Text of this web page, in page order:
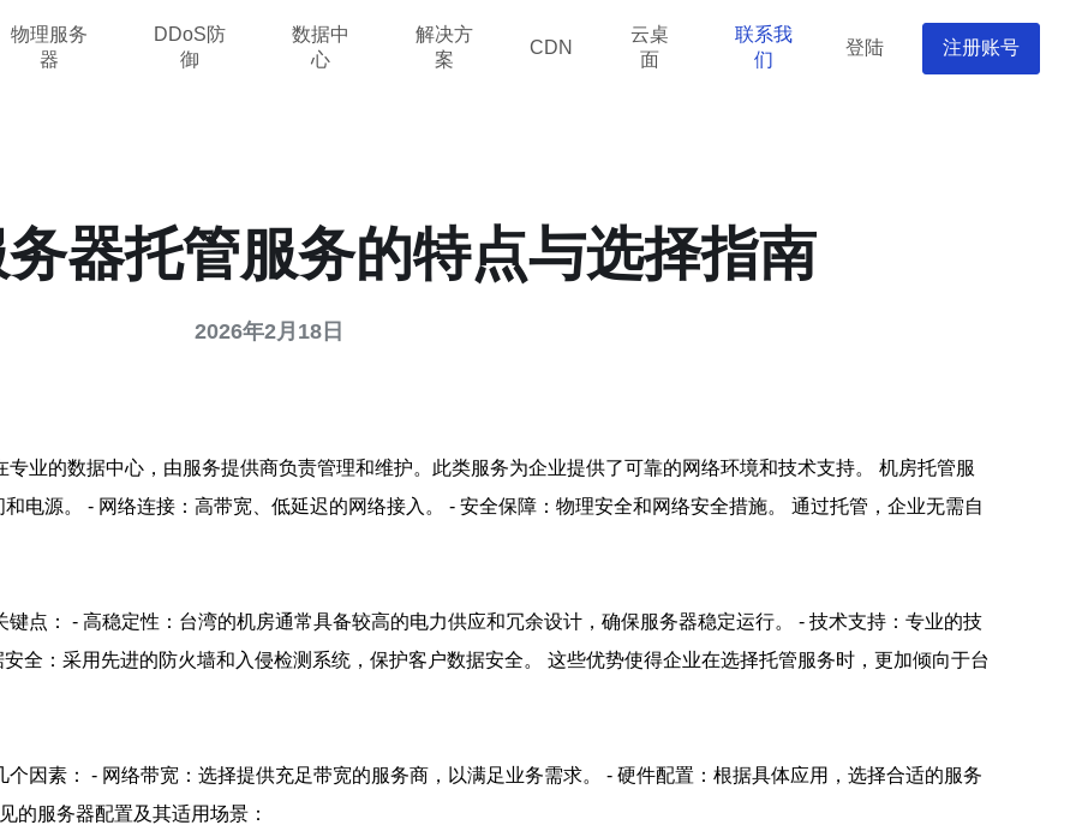
物理服务
器
DDoS防
御
数据中
心
解决方
案
CDN
云桌
面
联系我
们
登陆 注册账号
器托管服务的特点与选择指南
2026年2月18日
业的数据中心，由服务提供商负责管理和维护。此类服务为企业提供了可靠的网络环境和技术支持。 机房托管服
电源。 - 网络连接：高带宽、低延迟的网络接入。 - 安全保障：物理安全和网络安全措施。 通过托管，企业无需自
点： - 高稳定性：台湾的机房通常具备较高的电力供应和冗余设计，确保服务器稳定运行。 - 技术支持：专业的技
全：采用先进的防火墙和入侵检测系统，保护客户数据安全。 这些优势使得企业在选择托管服务时，更加倾向于台
因素： - 网络带宽：选择提供充足带宽的服务商，以满足业务需求。 - 硬件配置：根据具体应用，选择合适的服务
的服务器配置及其适用场景：